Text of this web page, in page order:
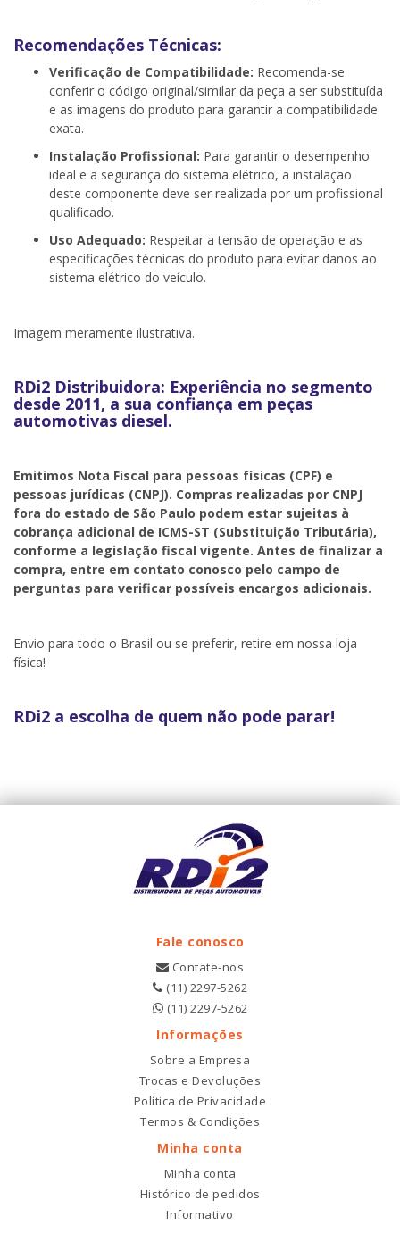
Recomendações Técnicas:
Verificação de Compatibilidade: Recomenda-se
conferir o código original/similar da peça a ser substituída
e as imagens do produto para garantir a compatibilidade
exata.
Instalação Profissional: Para garantir o desempenho
ideal e a segurança do sistema elétrico, a instalação
deste componente deve ser realizada por um profissional
qualificado.
Uso Adequado: Respeitar a tensão de operação e as
especificações técnicas do produto para evitar danos ao
sistema elétrico do veículo.
Imagem meramente ilustrativa.
RDi2 Distribuidora: Experiência no segmento
desde 2011, a sua confiança em peças
automotivas diesel.
Emitimos Nota Fiscal para pessoas físicas (CPF) e
pessoas jurídicas (CNPJ). Compras realizadas por CNPJ
fora do estado de São Paulo podem estar sujeitas à
cobrança adicional de ICMS-ST (Substituição Tributária),
conforme a legislação fiscal vigente. Antes de finalizar a
compra, entre em contato conosco pelo campo de
perguntas para verificar possíveis encargos adicionais.
Envio para todo o Brasil ou se preferir, retire em nossa loja
física!
RDi2 a escolha de quem não pode parar!
Fale conosco
Contate-nos
(11) 2297-5262
(11) 2297-5262
Informações
Sobre a Empresa
Trocas e Devoluções
Política de Privacidade
Termos & Condições
Minha conta
Minha conta
Histórico de pedidos
Informativo